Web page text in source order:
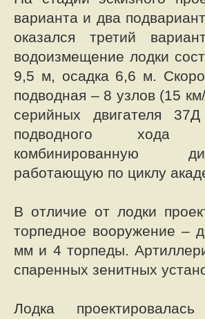
варианта и два
оказался третий
водоизмещение лодки
9,5 м, осадка 6,6 м.
подводная – 8 узлов (15
серийных двигателя
подводного хода
комбинированную
работающую по циклу
В отличие от лодки
торпедное вооружение –
мм и 4 торпеды.
спаренных зенитных
Лодка